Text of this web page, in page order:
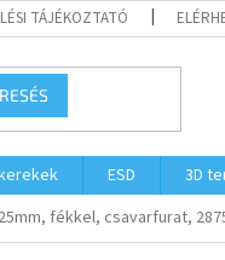
TÁJÉKOZTATÓ
ESD 3D
fékkel, csavarfurat,